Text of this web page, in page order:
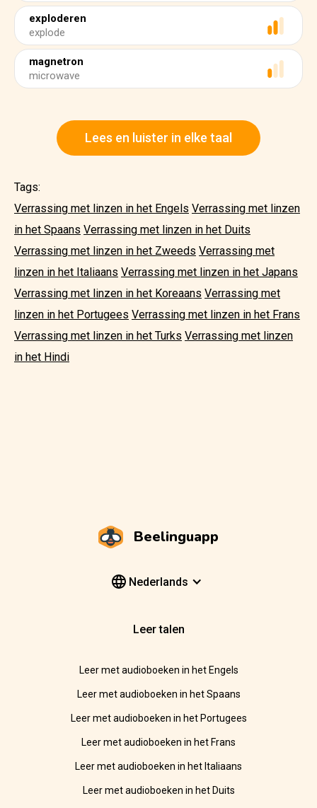
exploderen
explode
magnetron
microwave
Lees en luister in elke taal
Tags:
Verrassing met linzen in het Engels Verrassing met linzen
in het Spaans Verrassing met linzen in het Duits
Verrassing met linzen in het Zweeds Verrassing met
linzen in het Italiaans Verrassing met linzen in het Japans
Verrassing met linzen in het Koreaans Verrassing met
linzen in het Portugees Verrassing met linzen in het Frans
Verrassing met linzen in het Turks Verrassing met linzen
in het Hindi
Beelinguapp
Nederlands
Leer talen
Leer met audioboeken in het Engels
Leer met audioboeken in het Spaans
Leer met audioboeken in het Portugees
Leer met audioboeken in het Frans
Leer met audioboeken in het Italiaans
Leer met audioboeken in het Duits